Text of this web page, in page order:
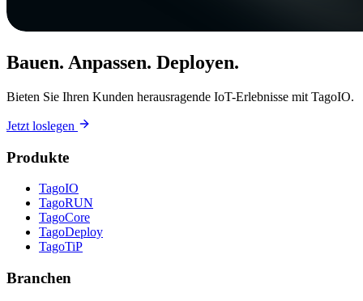
Bauen. Anpassen. Deployen.
Bieten Sie Ihren Kunden herausragende IoT-Erlebnisse mit TagoIO.
Jetzt loslegen
Produkte
TagoIO
TagoRUN
TagoCore
TagoDeploy
TagoTiP
Branchen